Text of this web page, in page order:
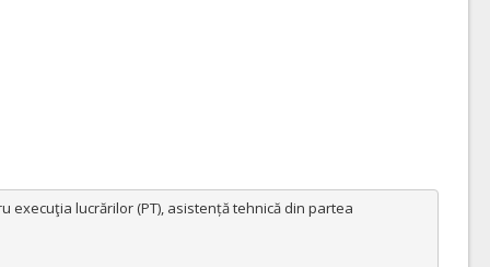
execuţia lucrărilor (PT), asistență tehnică din partea